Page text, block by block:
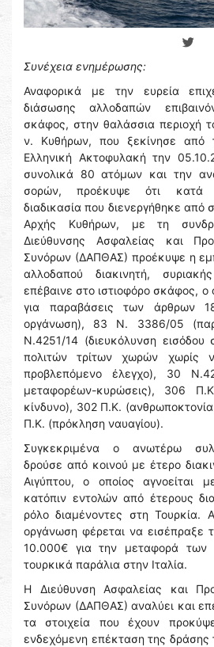
Συνέχεια ενημέρωσης:
Αναφορικά με την ευρεία
διάσωσης αλλοδαπών
σκάφος, στην θαλάσσια περιοχή
ν. Κυθήρων, που ξεκίνησε από
Ελληνική Ακτοφυλακή την
συνολικά 80 ατόμων και την
σορών, προέκυψε ότι κατά
διαδικασία που διενεργήθηκε από
Αρχής Κυθήρων, με τη
Διεύθυνσης Ασφαλείας και
Συνόρων (ΔΑΠΘΑΣ) προέκυψε η
αλλοδαπού διακινητή,
επέβαινε στο ιστιοφόρο σκάφος, ο
για παραβάσεις των άρθρων
οργάνωση), 83 Ν. 3386/05
Ν.4251/14 (διευκόλυνση εισόδου
πολιτών τρίτων χωρών χωρίς
προβλεπόμενο έλεγχο), 30
μεταφορέων-κυρώσεις), 306
κίνδυνο), 302 Π.Κ.
Π.Κ. (πρόκληση ναυαγίου).
Συγκεκριμένα o ανωτέρω
δρούσε από κοινού με έτερο
Αιγύπτου, ο οποίος αγνοείται
κατόπιν εντολών από έτερους
ρόλο διαμένοντες στη Τουρκία.
οργάνωση φέρεται να
10.000€ για την μεταφορά
τουρκικά παράλια στην Ιταλία.
Η Διεύθυνση Ασφαλείας και
Συνόρων (ΔΑΠΘΑΣ) αναλύει και
τα στοιχεία που έχουν
ενδεχόμενη επέκταση της